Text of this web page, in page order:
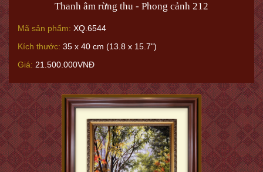
Thanh âm rừng thu - Phong cảnh 212
Mã sản phẩm: XQ.6544
Kích thước: 35 x 40 cm (13.8 x 15.7")
Giá: 21.500.000VNĐ